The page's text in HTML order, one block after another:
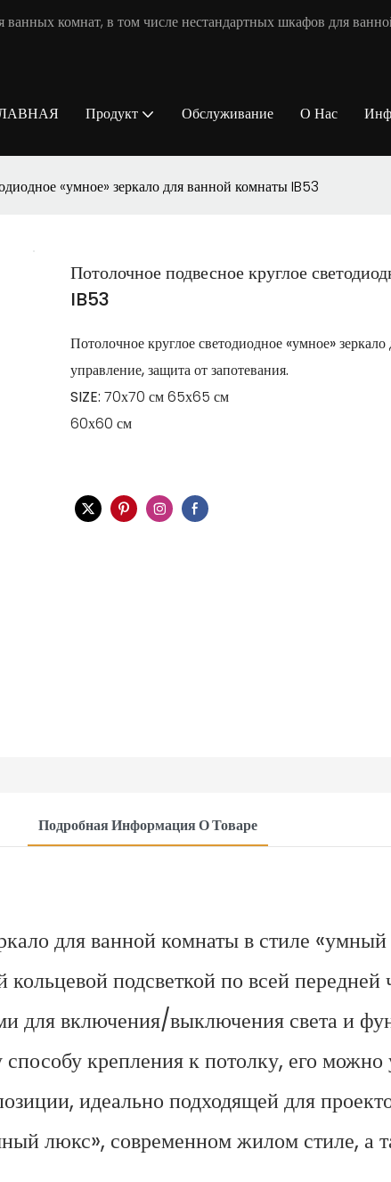
ванных комнат, в том числе нестандартных шкафов для
Продукт Обслуживание О Нас
«умное» зеркало для ванной комнаты IB53
Потолочное подвесное круглое
IB53
Потолочное круглое светодиодное «умное»
управление, защита от запотевания.
SIZE: 70х70 см 65х65 см
60х60 см
Подробная Информация О Товаре
для ванной комнаты в стиле «умный
подсветкой по всей
для включения/выключения света и
крепления к потолку, его можно
идеально подходящей для
люкс», современном жилом стиле, а